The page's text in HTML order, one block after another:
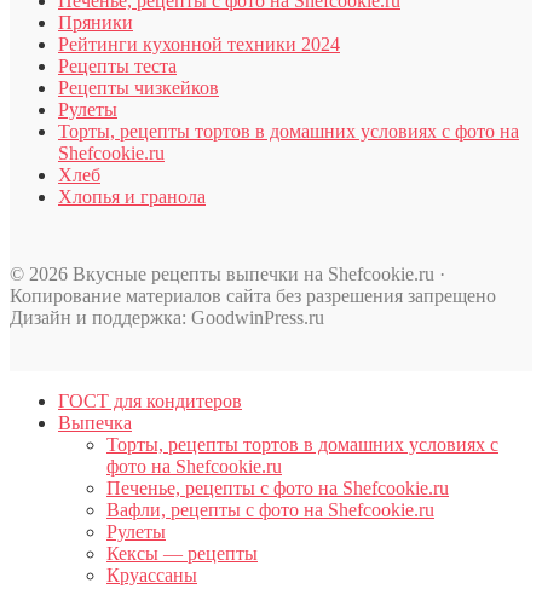
Пряники
Рейтинги кухонной техники 2024
Рецепты теста
Рецепты чизкейков
Рулеты
Торты, рецепты тортов в домашних условиях с фото на
Shefcookie.ru
Хлеб
Хлопья и гранола
© 2026 Вкусные рецепты выпечки на Shefcookie.ru ·
Копирование материалов сайта без разрешения запрещено
Дизайн и поддержка: GoodwinPress.ru
ГОСТ для кондитеров
Выпечка
Торты, рецепты тортов в домашних условиях с
фото на Shefcookie.ru
Печенье, рецепты с фото на Shefcookie.ru
Вафли, рецепты с фото на Shefcookie.ru
Рулеты
Кексы — рецепты
Круассаны